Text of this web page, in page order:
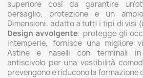
superiore così da garantire
bersaglio, protezione e un
Dimensioni: adatto a tutti i tipi di visi
Design avvolgente: protegge gli
intemperie, fornisce una migliore
Astine e naselli con terminali in
antiscivolo per una vestibilità
prevengono e riducono la formazione